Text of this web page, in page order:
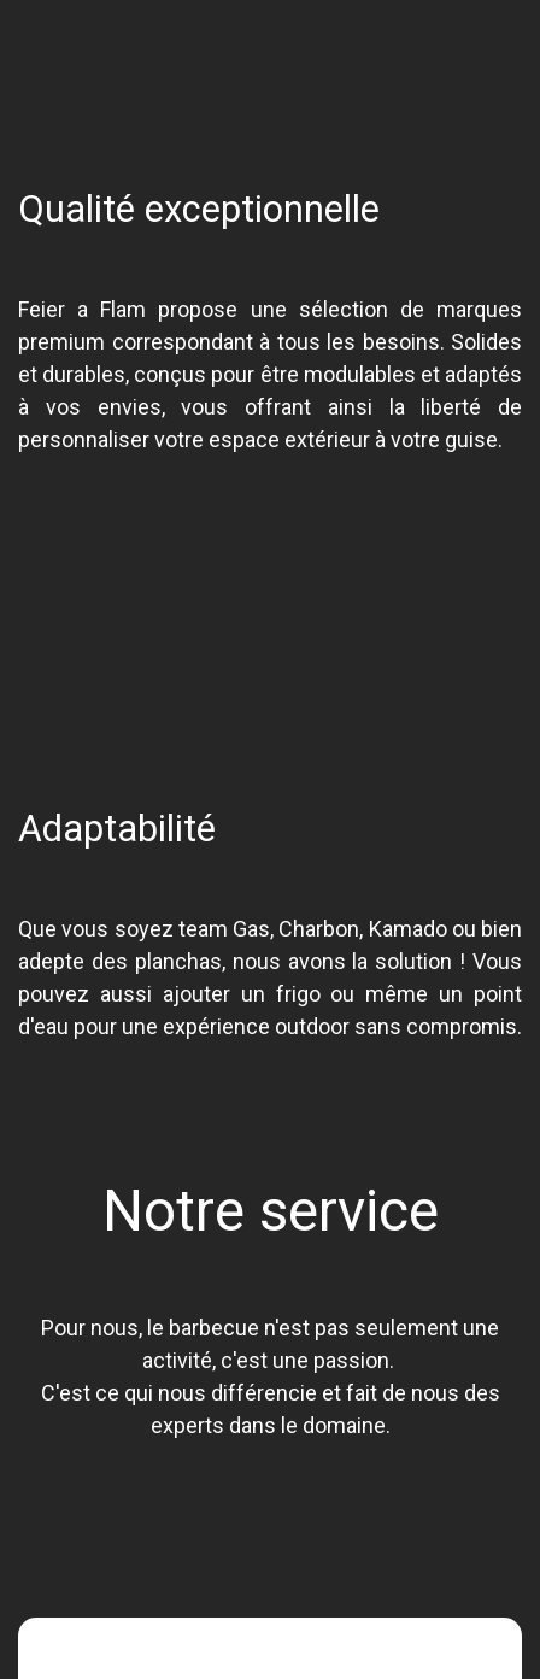
Qualité exceptionnelle
Feier a Flam propose une sélection de marques
premium correspondant à tous les besoins. Solides
et durables, conçus pour être modulables et adaptés
à vos envies, vous offrant ainsi la liberté de
personnaliser votre espace extérieur à votre guise.
Adaptabilité
Que vous soyez team Gas, Charbon, Kamado ou bien
adepte des planchas, nous avons la solution ! Vous
pouvez aussi ajouter un frigo ou même un point
d'eau pour une expérience outdoor sans compromis.
Notre service
Pour nous, le barbecue n'est pas seulement une
activité, c'est une passion.
C'est ce qui nous différencie et fait de nous des
experts dans le domaine.